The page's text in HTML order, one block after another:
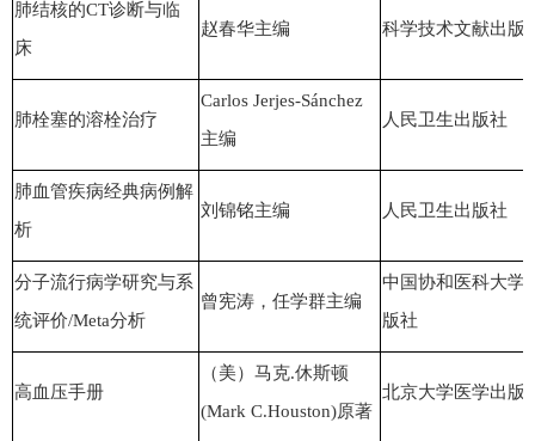
肺结核的CT诊断与临
床
赵春华主编 科学技术文献出版
肺栓塞的溶栓治疗
Carlos Jerjes-Sánchez
主编
人民卫生出版社
肺血管疾病经典病例解
析
刘锦铭主编 人民卫生出版社
分子流行病学研究与系
统评价/Meta分析
曾宪涛，任学群主编
中国协和医科大学
版社
高血压手册
（美）马克.休斯顿
(Mark C.Houston)原著
北京大学医学出版